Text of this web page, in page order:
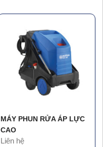
MÁY PHUN RỬA ÁP LỰC
CAO
Liên hệ